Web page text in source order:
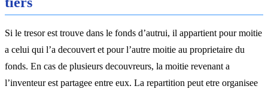
Si le tresor est trouve dans le fonds d’autrui, il appartient pour moitie
a celui qui l’a decouvert et pour l’autre moitie au proprietaire du
fonds. En cas de plusieurs decouvreurs, la moitie revenant a
l’inventeur est partagee entre eux. La repartition peut etre organisee